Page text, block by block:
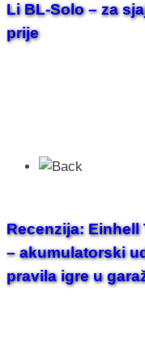
Li BL-Solo – za
prije
Recenzija: Einhell
– akumulatorski
pravila igre u